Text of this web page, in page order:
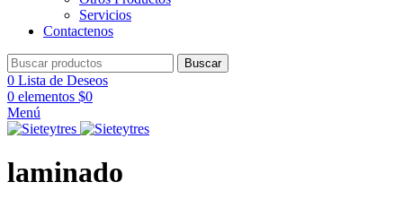
Servicios
Contactenos
Buscar
0 Lista de Deseos
0 elementos $0
Menú
laminado